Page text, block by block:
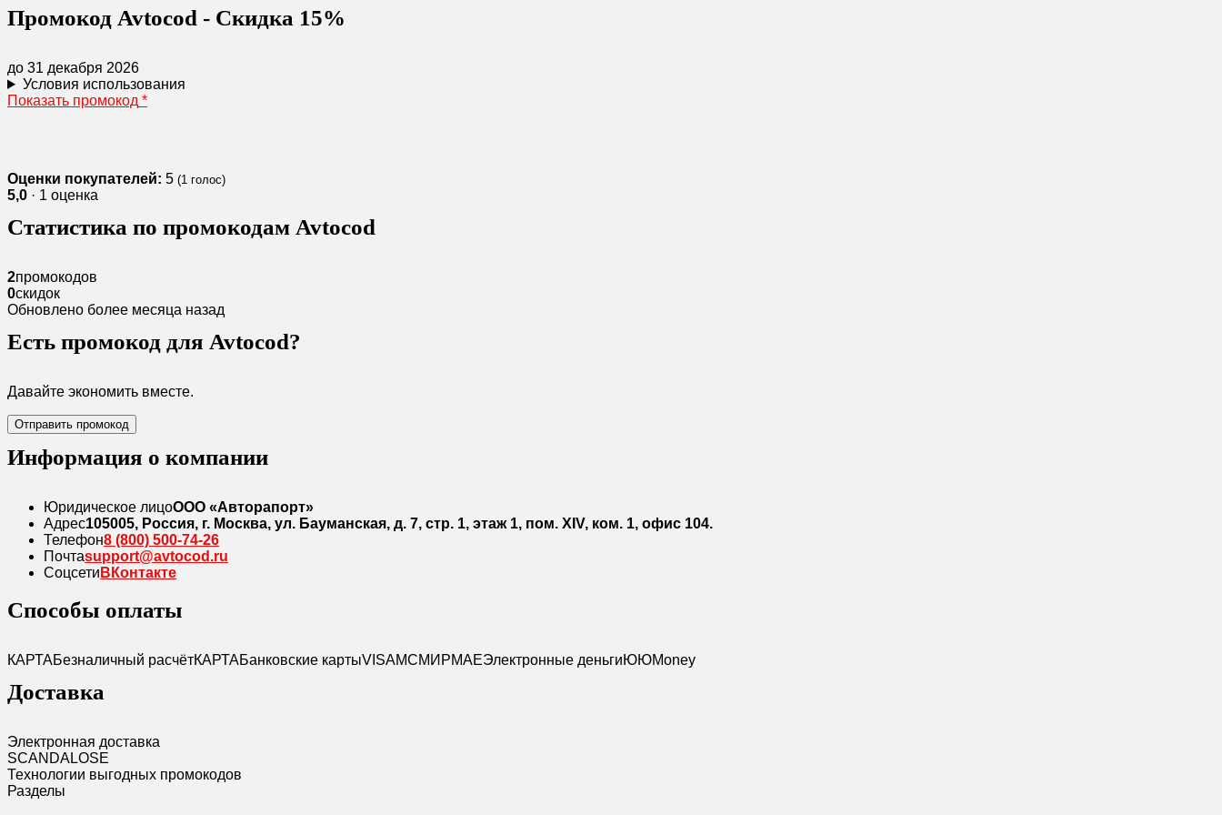
Промокод Avtocod - Скидка 15%
до 31 декабря 2026
Условия использования
Показать промокод *
Оценки покупателей: 5 (1 голос)
5,0 · 1 оценка
Статистика по промокодам Avtocod
2промокодов
0скидок
Обновлено более месяца назад
Есть промокод для Avtocod?
Давайте экономить вместе.
Отправить промокод
Информация о компании
Юридическое лицоООО «Авторапорт»
Адрес105005, Россия, г. Москва, ул. Бауманская, д. 7, стр. 1, этаж 1, пом. XIV, ком. 1, офис 104.
Телефон8 (800) 500-74-26
Почтаsupport@avtocod.ru
Соцсети ВКонтакте
Способы оплаты
КАРТАБезналичный расчётКАРТАБанковские картыVISAMCМИРMAEЭлектронные деньгиЮЮMoney
Доставка
Электронная доставка
SCANDALOSE
Технологии выгодных промокодов
Разделы